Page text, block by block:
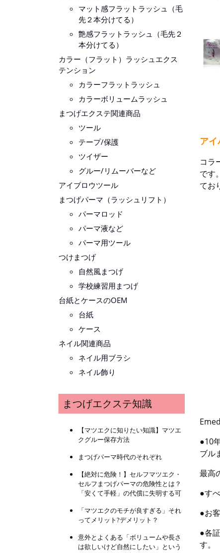
ア
コラ
です
てお
●10
ブル
最高
●す
●お
●各
す。
マット感フラットラッシュ（毛
先２本分けてる）
艶感フラットラッシュ（毛先２
本分けてる）
カラー（フラット）ラッシュエクス
テンション
カラーフラットラッシュ
カラーボリュームラッシュ
まつげエクステ関連商品
ツール
テープ/保護
ツイザー
グルー/リムーバーなど
アイブロウツール
まつげパーマ（ラッシュリフト）
パーマロッド
パーマ液など
パーマ用ツール
つけまつげ
自然風まつげ
学校練習用まつげ
台紙とケースのOEM
台紙
ケース
ネイル関連商品
ネイル用ブラシ
ネイル飾り
まつげエクステ知識
【マツエクに知りたい知識】マツエ
クグルー保存方法
まつげパーマ時代のそれぞれ
【絶対に危険！】セルフマツエク・
セルフまつげパーマの危険性とは？
「安くて手軽」の代償に失明する可
「マツエクのモチが良すぎる」それ
ってメリット?デメリット？
意外とよくある「ボリュームや長さ
は欲しいけど自然にしたい」という